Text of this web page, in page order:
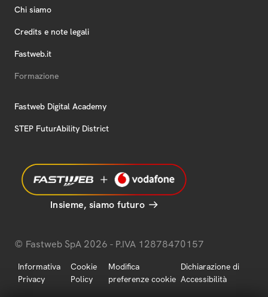
Chi siamo
Credits e note legali
Fastweb.it
Formazione
Fastweb Digital Academy
STEP FuturAbility District
Insieme, siamo futuro
© Fastweb SpA 2026 - P.IVA 12878470157
Informativa
Privacy
Cookie
Policy
Modifica
preferenze cookie
Dichiarazione di
Accessibilità